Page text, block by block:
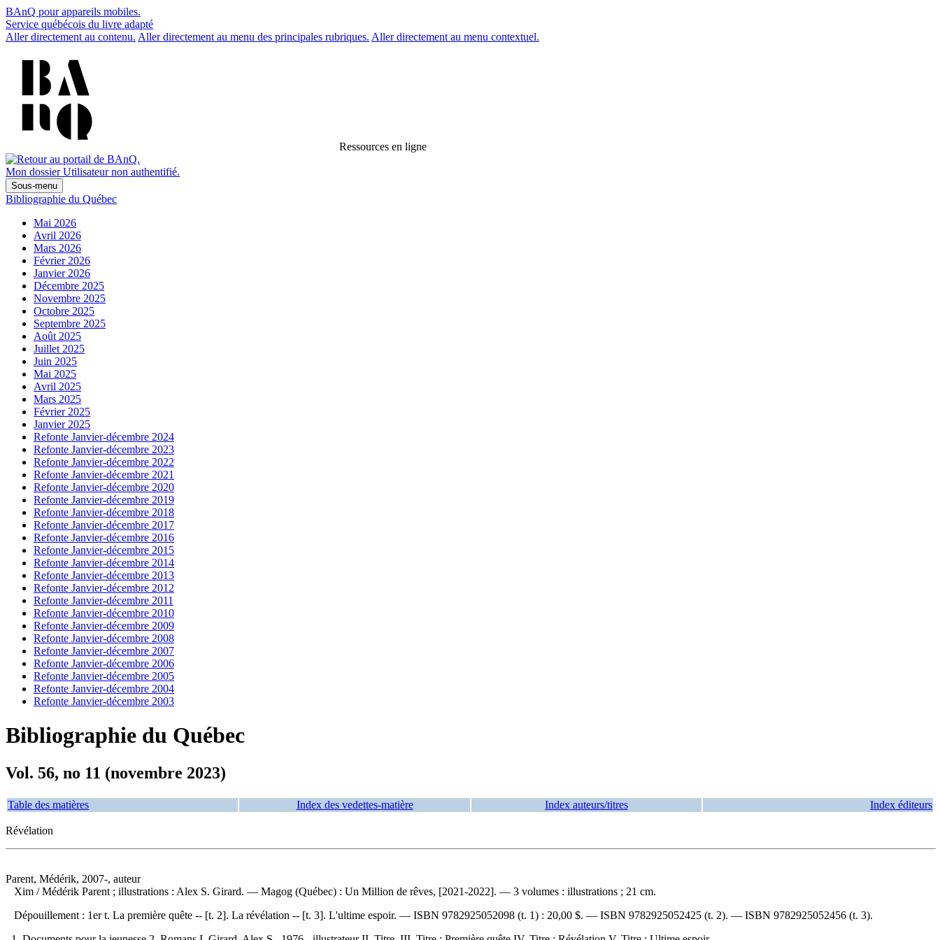
BAnQ pour appareils mobiles.
Service québécois du livre adapté
Aller directement au contenu. Aller directement au menu des principales rubriques. Aller directement au menu contextuel.
Ressources en ligne
Mon dossier Utilisateur non authentifié.
Sous-menu
Bibliographie du Québec
Mai 2026
Avril 2026
Mars 2026
Février 2026
Janvier 2026
Décembre 2025
Novembre 2025
Octobre 2025
Septembre 2025
Août 2025
Juillet 2025
Juin 2025
Mai 2025
Avril 2025
Mars 2025
Février 2025
Janvier 2025
Refonte Janvier-décembre 2024
Refonte Janvier-décembre 2023
Refonte Janvier-décembre 2022
Refonte Janvier-décembre 2021
Refonte Janvier-décembre 2020
Refonte Janvier-décembre 2019
Refonte Janvier-décembre 2018
Refonte Janvier-décembre 2017
Refonte Janvier-décembre 2016
Refonte Janvier-décembre 2015
Refonte Janvier-décembre 2014
Refonte Janvier-décembre 2013
Refonte Janvier-décembre 2012
Refonte Janvier-décembre 2011
Refonte Janvier-décembre 2010
Refonte Janvier-décembre 2009
Refonte Janvier-décembre 2008
Refonte Janvier-décembre 2007
Refonte Janvier-décembre 2006
Refonte Janvier-décembre 2005
Refonte Janvier-décembre 2004
Refonte Janvier-décembre 2003
Bibliographie du Québec
Vol. 56, no 11 (novembre 2023)
Table des matières Index des vedettes-matière Index auteurs/titres Index éditeurs
Révélation
Parent, Médérik, 2007-, auteur
Xim / Médérik Parent ; illustrations : Alex S. Girard. — Magog (Québec) : Un Million de rêves, [2021-2022]. — 3 volumes : illustrations ; 21 cm.
Dépouillement : 1er t. La première quête -- [t. 2]. La révélation -- [t. 3]. L'ultime espoir. — ISBN 9782925052098 (t. 1) : 20,00 $. — ISBN 9782925052425 (t. 2). — ISBN 9782925052456 (t. 3).